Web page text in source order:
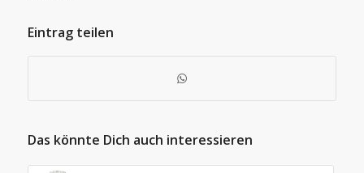
Eintrag teilen
Das könnte Dich auch interessieren